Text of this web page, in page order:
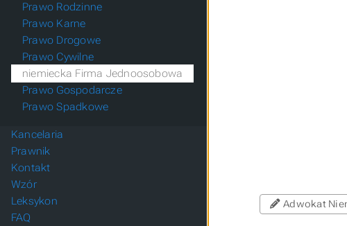
Adwokat
Prawo Rodzinne
Prawo Karne
Prawo Drogowe
Prawo Cywilne
niemiecka Firma Jednoosobowa
Prawo Gospodarcze
Prawo Spadkowe
Kancelaria
Prawnik
Kontakt
Wzór
Leksykon
FAQ